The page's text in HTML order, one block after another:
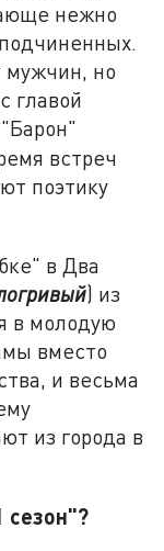
нежно
мужчин, но
главой
встреч
поэтику
в Два
) из
в молодую
вместо
и весьма
из города в
сезон"?